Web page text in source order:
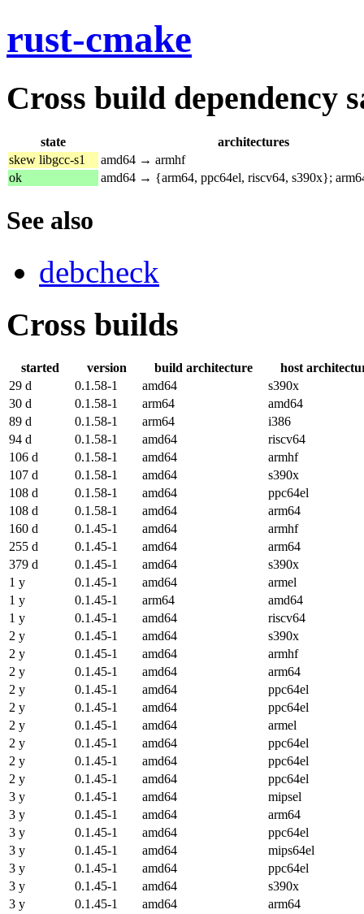
rust-cmake
Cross build dependency
state
architectures
skew libgcc-s1
amd64 → armhf
ok
amd64 → {arm64, ppc64el, riscv64, s390x};
See also
debcheck
Cross builds
started version build architecture
host
29 d
0.1.58-1 amd64
s390x
30 d
0.1.58-1 arm64
amd64
89 d
0.1.58-1 arm64
i386
94 d
0.1.58-1 amd64
riscv64
106 d
0.1.58-1 amd64
armhf
107 d
0.1.58-1 amd64
s390x
108 d
0.1.58-1 amd64
ppc64el
108 d
0.1.58-1 amd64
arm64
160 d
0.1.45-1 amd64
armhf
255 d
0.1.45-1 amd64
arm64
379 d
0.1.45-1 amd64
s390x
1 y
0.1.45-1 amd64
armel
1 y
0.1.45-1 arm64
amd64
1 y
0.1.45-1 amd64
riscv64
2 y
0.1.45-1 amd64
s390x
2 y
0.1.45-1 amd64
armhf
2 y
0.1.45-1 amd64
arm64
2 y
0.1.45-1 amd64
ppc64el
2 y
0.1.45-1 amd64
ppc64el
2 y
0.1.45-1 amd64
armel
2 y
0.1.45-1 amd64
ppc64el
2 y
0.1.45-1 amd64
ppc64el
2 y
0.1.45-1 amd64
ppc64el
3 y
0.1.45-1 amd64
mipsel
3 y
0.1.45-1 amd64
arm64
3 y
0.1.45-1 amd64
ppc64el
3 y
0.1.45-1 amd64
mips64el
3 y
0.1.45-1 amd64
ppc64el
3 y
0.1.45-1 amd64
s390x
3 y
0.1.45-1 amd64
arm64